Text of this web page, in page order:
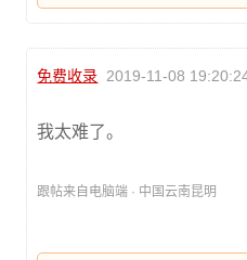
免费收录 2019-11-08
我太难了。
跟帖来自电脑端 · 中国云南昆明